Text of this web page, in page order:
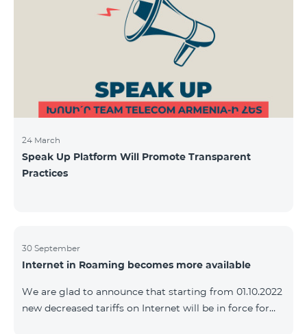
24 March
Speak Up Platform Will Promote Transparent
Practices
30 September
Internet in Roaming becomes more available
We are glad to announce that starting from 01.10.2022
new decreased tariffs on Internet will be in force for